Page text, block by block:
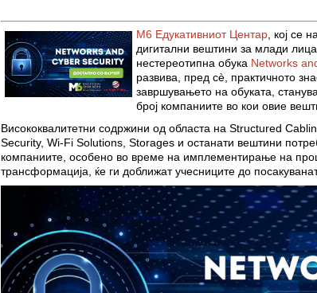
М6 Едукативниот Центар, кој се
дигитални вештини за млади
нестереотипна обука Networks
развива, пред сè, практичното
завршувањето на обуката,
број компаниите во кои овие
Висококвалитетни содржини од областа на Structured
Security, Wi-Fi Solutions, Storages и останати вештини
компаниите, особено во време на имплементирање на
трансформација, ќе ги доближат учесниците до